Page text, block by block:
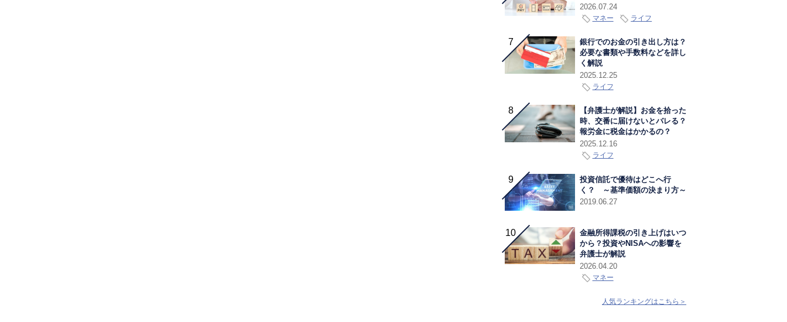
2026.07.24
マネー ライフ
銀行でのお金の引き出し方は？
必要な書類や手数料などを詳し
く解説
2025.12.25
ライフ
【弁護士が解説】お金を拾った
時、交番に届けないとバレる？
報労金に税金はかかるの？
2025.12.16
ライフ
投資信託で優待はどこへ行
く？ ～基準価額の決まり方～
2019.06.27
金融所得課税の引き上げはいつ
から？投資やNISAへの影響を
弁護士が解説
2026.04.20
マネー
人気ランキングはこちら＞